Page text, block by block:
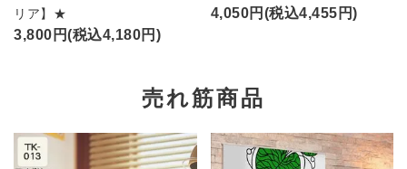
リア】★
3,800円(税込4,180円)
4,050円(税込4,455円)
売れ筋商品